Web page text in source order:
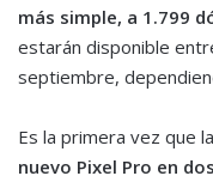
más simple, a 1.799
estarán disponible
septiembre,
Es la primera vez que
nuevo Pixel Pro en